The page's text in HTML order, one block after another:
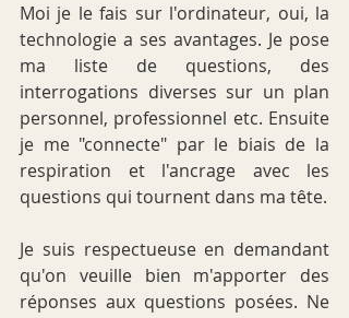
Moi je le fais sur l'ordinateur, oui, la
technologie a ses avantages. Je pose
ma liste de questions, des
interrogations diverses sur un plan
personnel, professionnel etc. Ensuite
je me "connecte" par le biais de la
respiration et l'ancrage avec les
questions qui tournent dans ma tête.
Je suis respectueuse en demandant
qu'on veuille bien m'apporter des
réponses aux questions posées. Ne